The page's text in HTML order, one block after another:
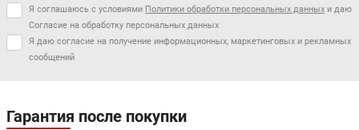
Я соглашаюсь с условиями Политики обработки персональных данных и даю
Согласие на обработку персональных данных
Я даю согласие на получение информационных, маркетинговых и рекламных
сообщений
Гарантия после покупки